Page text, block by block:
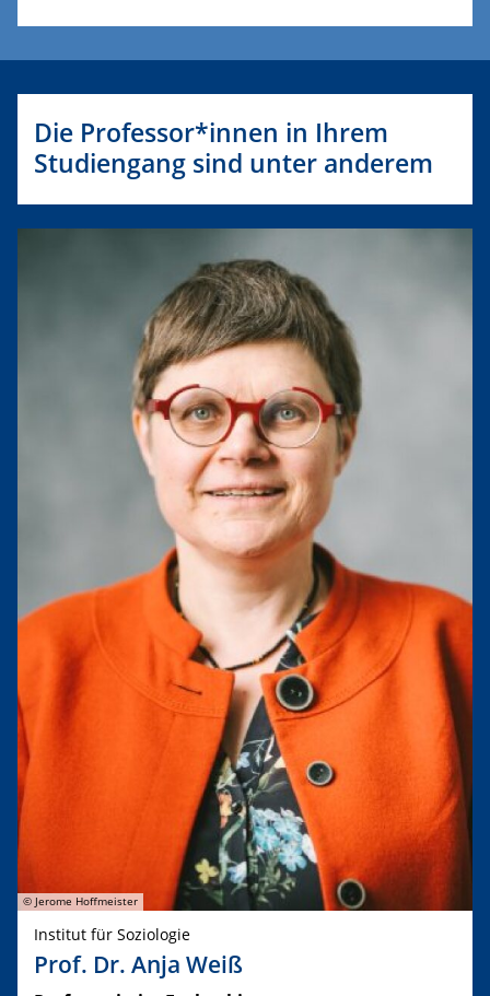
Die Professor*innen in Ihrem
Studiengang sind unter anderem
© Jerome Hoffmeister
Institut für Soziologie
Prof. Dr. Anja Weiß